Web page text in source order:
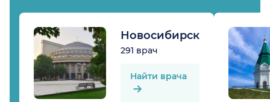
Новосибирск
291 врач
Найти врача